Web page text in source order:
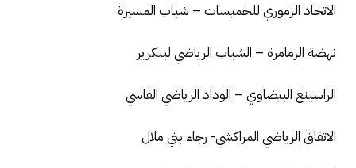
الاتحاد الزموري للخميسات – شباب المسيرة
نهضة الزمامرة – الشباب الرياضي لبنكرير
الراسينغ البيضاوي – الوداد الرياضي الفاسي
الاتفاق الرياضي المراكشي- رجاء بني ملال